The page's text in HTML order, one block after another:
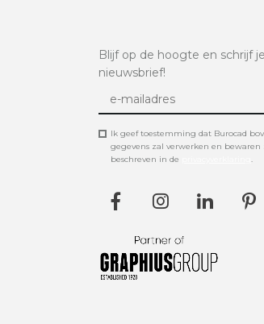
Blijf op de hoogte en schrijf
nieuwsbrief!
Ik geef toestemming dat Burocad
gegevens zal verwerken en bewaren
beschreven in de
.